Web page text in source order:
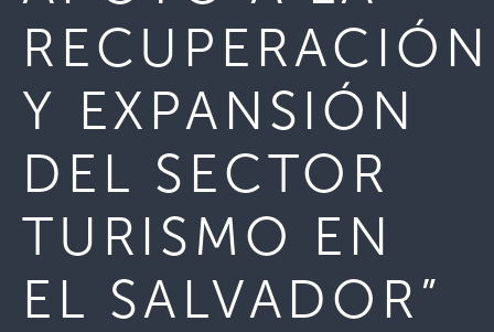
RECUPERACIÓN
Y EXPANSIÓN
DEL SECTOR
TURISMO EN
EL SALVADOR”